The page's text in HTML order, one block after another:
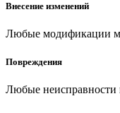
Внесение изменений
Любые модификации
Повреждения
Любые неисправности